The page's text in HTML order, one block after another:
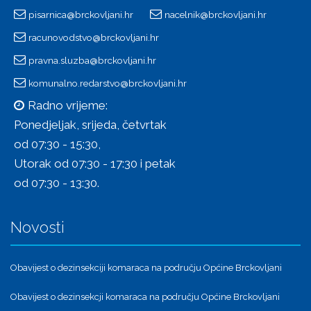
pisarnica@brckovljani.hr nacelnik@brckovljani.hr
racunovodstvo@brckovljani.hr
pravna.sluzba@brckovljani.hr
komunalno.redarstvo@brckovljani.hr
Radno vrijeme:
Ponedjeljak, srijeda, četvrtak
od 07:30 - 15:30,
Utorak od 07:30 - 17:30 i petak
od 07:30 - 13:30.
Novosti
Obavijest o dezinsekciji komaraca na području Općine Brckovljani
Obavijest o dezinsekcji komaraca na području Općine Brckovljani